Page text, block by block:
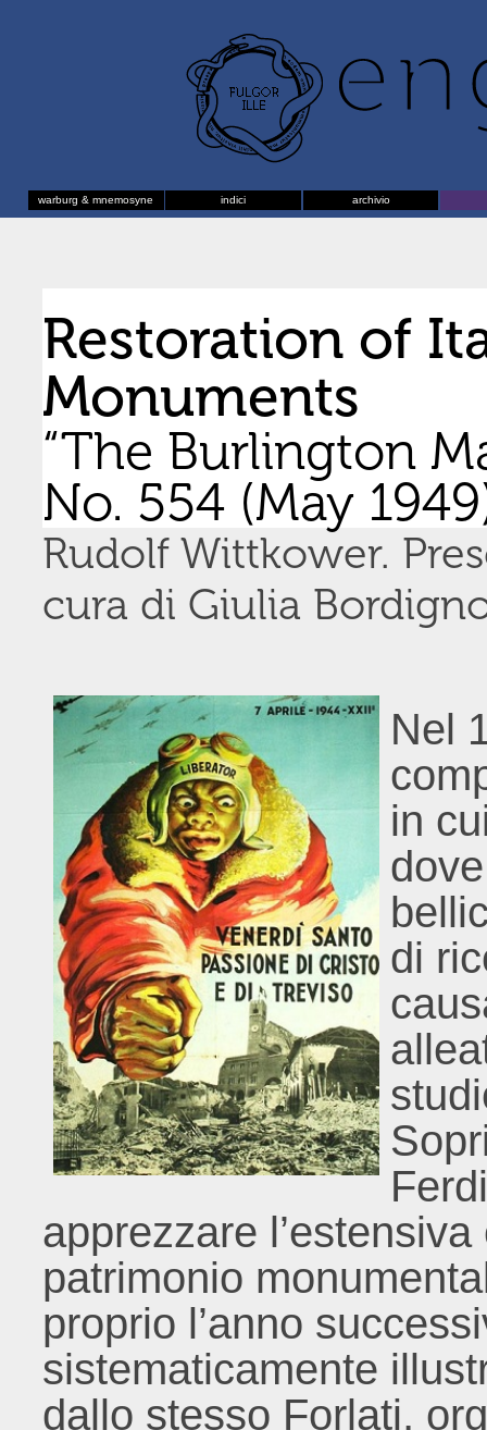
warburg & mnemosyne indici archivio
Restoration of
Monuments
“The Burlington
No. 554 (May
Rudolf Wittkower.
cura di Giulia
Nel
in
di
apprezzare
patrimonio
proprio l’anno
sistematicamente
dallo stesso Forlati,